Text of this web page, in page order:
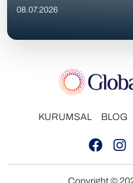
08.07.2026
KURUMSAL BLOG